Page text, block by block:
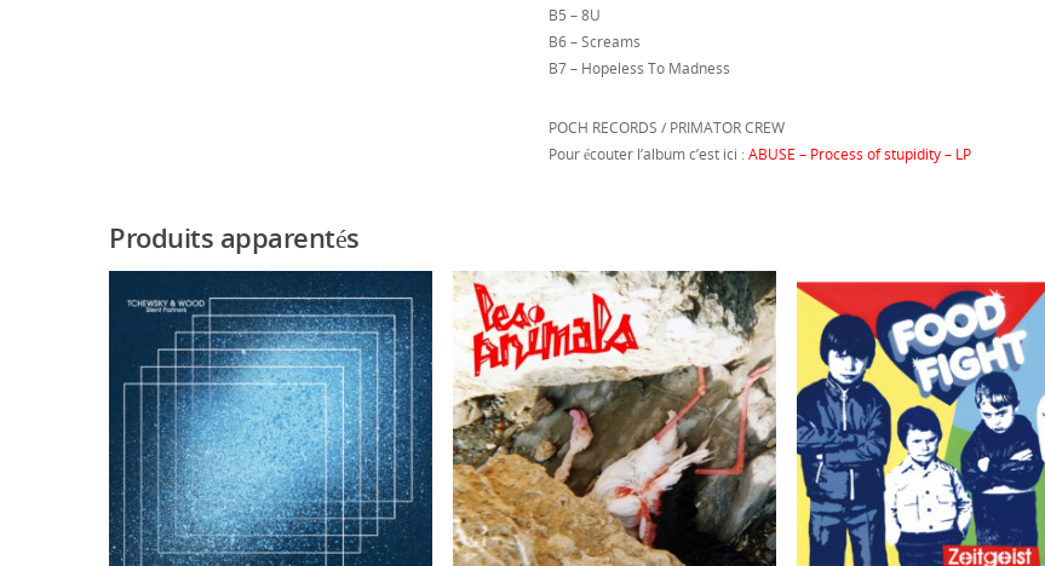
B5 – 8U
B6 – Screams
B7 – Hopeless To Madness
POCH RECORDS / PRIMATOR CREW
Pour écouter l’album c’est ici : ABUSE – Process of stupidity – LP
Produits apparentés